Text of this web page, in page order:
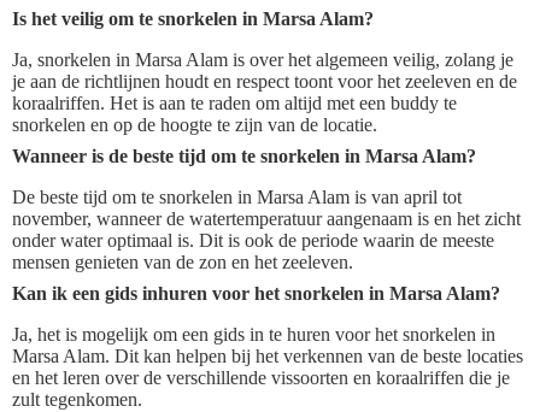
Is het veilig om te snorkelen in Marsa Alam?
Ja, snorkelen in Marsa Alam is over het algemeen veilig, zolang je
je aan de richtlijnen houdt en respect toont voor het zeeleven en de
koraalriffen. Het is aan te raden om altijd met een buddy te
snorkelen en op de hoogte te zijn van de locatie.
Wanneer is de beste tijd om te snorkelen in Marsa Alam?
De beste tijd om te snorkelen in Marsa Alam is van april tot
november, wanneer de watertemperatuur aangenaam is en het zicht
onder water optimaal is. Dit is ook de periode waarin de meeste
mensen genieten van de zon en het zeeleven.
Kan ik een gids inhuren voor het snorkelen in Marsa Alam?
Ja, het is mogelijk om een gids in te huren voor het snorkelen in
Marsa Alam. Dit kan helpen bij het verkennen van de beste locaties
en het leren over de verschillende vissoorten en koraalriffen die je
zult tegenkomen.